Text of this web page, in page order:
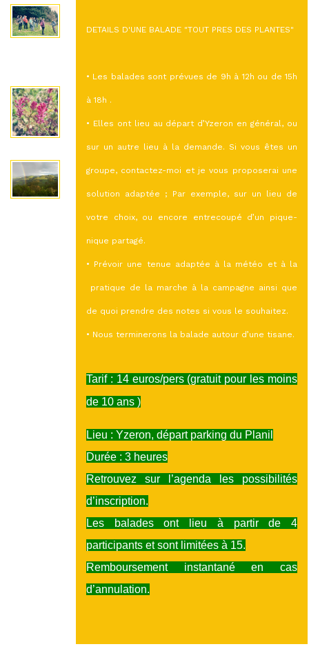
DETAILS D'UNE BALADE "TOUT PRES DES PLANTES"
• Les balades sont prévues de 9h à 12h ou de 15h
à 18h .
• Elles ont lieu au départ d’Yzeron en général, ou
sur un autre lieu à la demande. Si vous êtes un
groupe, contactez-moi et je vous proposerai une
solution adaptée ; Par exemple, sur un lieu de
votre choix, ou encore entrecoupé d’un pique-
nique partagé.
• Prévoir une tenue adaptée à la météo et à la
pratique de la marche à la campagne ainsi que
de quoi prendre des notes si vous le souhaitez.
• Nous terminerons la balade autour d’une tisane.
Tarif : 14 euros/pers (gratuit pour les moins
de 10 ans )
Lieu : Yzeron, départ parking du Planil
Durée : 3 heures
Retrouvez sur l’agenda les possibilités
d’inscription.
Les balades ont lieu à partir de 4
participants et sont limitées à 15.
Remboursement instantané en cas
d’annulation.